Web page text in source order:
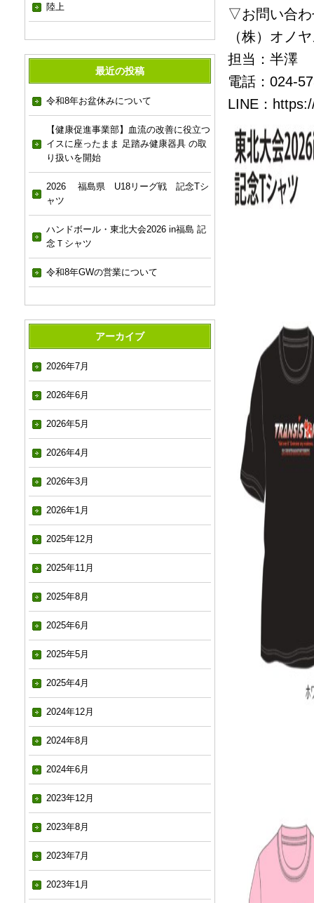
陸上
最近の投稿
令和8年お盆休みについて
【健康促進事業部】血流の改善に役立つ
イスに座ったまま 足踏み健康器具 の取
り扱いを開始
2026 福島県 U18リーグ戦 記念Tシ
ャツ
ハンドボール・東北大会2026 in福島 記
念Ｔシャツ
令和8年GWの営業について
アーカイブ
2026年7月
2026年6月
2026年5月
2026年4月
2026年3月
2026年1月
2025年12月
2025年11月
2025年8月
2025年6月
2025年5月
2025年4月
2024年12月
2024年8月
2024年6月
2023年12月
2023年8月
2023年7月
2023年1月
▽お問い合
（株）オノ
担当：半澤
電話：024-
LINE：